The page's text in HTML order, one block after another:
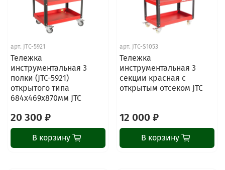
арт. JTC-5921
Тележка
инструментальная 3
полки (JTC-5921)
открытого типа
684х469х870мм JTC
20 300 ₽
В корзину
арт. JTC-S1053
Тележка
инструментальная 3
секции красная с
открытым отсеком JTC
12 000 ₽
В корзину